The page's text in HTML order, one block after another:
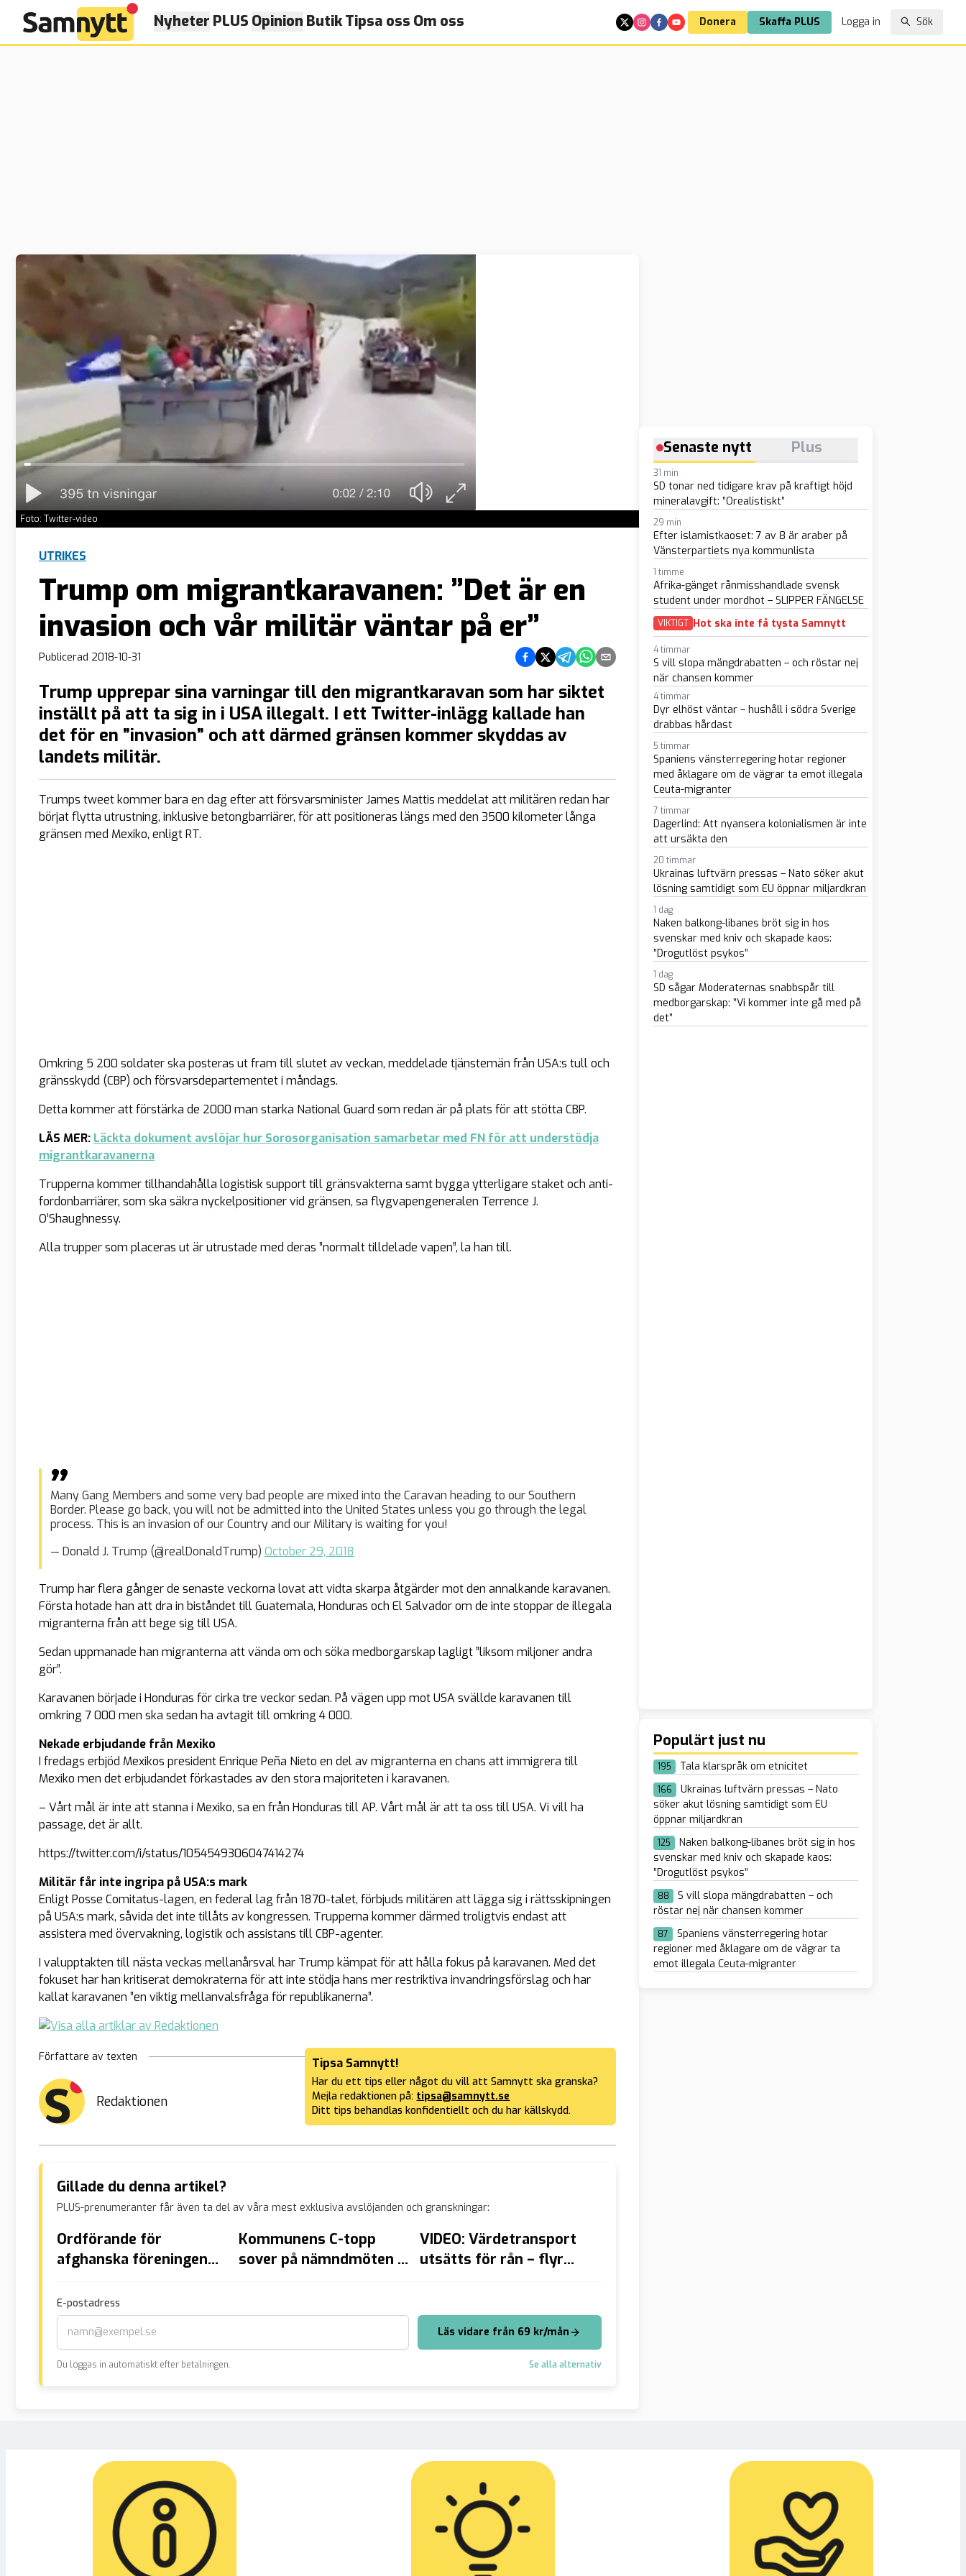
Nyheter PLUS Opinion ButikTipsa oss Om oss Donera Skaffa PLUS Logga in Sök
Foto: Twitter-video
UTRIKES
Trump om migrantkaravanen: ”Det är en
invasion och vår militär väntar på er”
Publicerad 2018-10-31 Dela på Facebook
Dela på Twitter
Dela på Telegram
Dela på Whatsapp
Dela via e-post
Trump upprepar sina varningar till den migrantkaravan som har siktet
inställt på att ta sig in i USA illegalt. I ett Twitter-inlägg kallade han
det för en ”invasion” och att därmed gränsen kommer skyddas av
landets militär.
Trumps tweet kommer bara en dag efter att försvarsminister James Mattis meddelat att militären redan har
börjat flytta utrustning, inklusive betongbarriärer, för att positioneras längs med den 3500 kilometer långa
gränsen med Mexiko, enligt RT.
Omkring 5 200 soldater ska posteras ut fram till slutet av veckan, meddelade tjänstemän från USA:s tull och
gränsskydd (CBP) och försvarsdepartementet i måndags.
Detta kommer att förstärka de 2000 man starka National Guard som redan är på plats för att stötta CBP.
LÄS MER: Läckta dokument avslöjar hur Sorosorganisation samarbetar med FN för att understödja
migrantkaravanerna
Trupperna kommer tillhandahålla logistisk support till gränsvakterna samt bygga ytterligare staket och anti-
fordonbarriärer, som ska säkra nyckelpositioner vid gränsen, sa flygvapengeneralen Terrence J.
O’Shaughnessy.
Alla trupper som placeras ut är utrustade med deras ”normalt tilldelade vapen”, la han till.
Many Gang Members and some very bad people are mixed into the Caravan heading to our Southern
Border. Please go back, you will not be admitted into the United States unless you go through the legal
process. This is an invasion of our Country and our Military is waiting for you!
— Donald J. Trump (@realDonaldTrump) October 29, 2018
Trump har flera gånger de senaste veckorna lovat att vidta skarpa åtgärder mot den annalkande karavanen.
Första hotade han att dra in biståndet till Guatemala, Honduras och El Salvador om de inte stoppar de illegala
migranterna från att bege sig till USA.
Sedan uppmanade han migranterna att vända om och söka medborgarskap lagligt ”liksom miljoner andra
gör”.
Karavanen började i Honduras för cirka tre veckor sedan. På vägen upp mot USA svällde karavanen till
omkring 7 000 men ska sedan ha avtagit till omkring 4 000.
Nekade erbjudande från Mexiko
I fredags erbjöd Mexikos president Enrique Peña Nieto en del av migranterna en chans att immigrera till
Mexiko men det erbjudandet förkastades av den stora majoriteten i karavanen.
– Vårt mål är inte att stanna i Mexiko, sa en från Honduras till AP. Vårt mål är att ta oss till USA. Vi vill ha
passage, det är allt.
https://twitter.com/i/status/1054549306047414274
Militär får inte ingripa på USA:s mark
Enligt Posse Comitatus-lagen, en federal lag från 1870-talet, förbjuds militären att lägga sig i rättsskipningen
på USA:s mark, såvida det inte tillåts av kongressen. Trupperna kommer därmed troligtvis endast att
assistera med övervakning, logistik och assistans till CBP-agenter.
I valupptakten till nästa veckas mellanårsval har Trump kämpat för att hålla fokus på karavanen. Med det
fokuset har han kritiserat demokraterna för att inte stödja hans mer restriktiva invandringsförslag och har
kallat karavanen ”en viktig mellanvalsfråga för republikanerna”.
Författare av texten
Redaktionen
Tipsa Samnytt!
Har du ett tips eller något du vill att Samnytt ska granska?
Mejla redaktionen på: tipsa@samnytt.se
Ditt tips behandlas konfidentiellt och du har källskydd.
Gillade du denna artikel?
PLUS-prenumeranter får även ta del av våra mest exklusiva avslöjanden och granskningar:
Ordförande för
afghanska föreningen
simhall – utvisas inte
Kommunens C-topp
sover på nämndmöten –
år”
VIDEO: Värdetransport
utsätts för rån – flyr
E-postadress
Läs vidare från 69 kr/mån
Du loggas in automatiskt efter betalningen. Se alla alternativ
Senaste nytt Plus
31 min
SD tonar ned tidigare krav på kraftigt höjd
mineralavgift: ”Orealistiskt”
29 min
Efter islamistkaoset: 7 av 8 är araber på
Vänsterpartiets nya kommunlista
1 timme
Afrika-gänget rånmisshandlade svensk
student under mordhot – SLIPPER FÄNGELSE
VIKTIGT Hot ska inte få tysta Samnytt
4 timmar
S vill slopa mängdrabatten – och röstar nej
när chansen kommer
4 timmar
Dyr elhöst väntar – hushåll i södra Sverige
drabbas hårdast
5 timmar
Spaniens vänsterregering hotar regioner
med åklagare om de vägrar ta emot illegala
Ceuta-migranter
7 timmar
Dagerlind: Att nyansera kolonialismen är inte
att ursäkta den
20 timmar
Ukrainas luftvärn pressas – Nato söker akut
lösning samtidigt som EU öppnar miljardkran
1 dag
Naken balkong-libanes bröt sig in hos
svenskar med kniv och skapade kaos:
”Drogutlöst psykos”
1 dag
SD sågar Moderaternas snabbspår till
medborgarskap: ”Vi kommer inte gå med på
det”
Populärt just nu
195 Tala klarspråk om etnicitet
166
Ukrainas luftvärn pressas – Nato
söker akut lösning samtidigt som EU
öppnar miljardkran
125
Naken balkong-libanes bröt sig in hos
svenskar med kniv och skapade kaos:
”Drogutlöst psykos”
88
S vill slopa mängdrabatten – och
röstar nej när chansen kommer
87
Spaniens vänsterregering hotar
regioner med åklagare om de vägrar ta
emot illegala Ceuta-migranter